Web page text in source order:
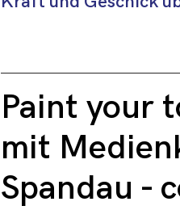
Paint your
mit
Spandau -